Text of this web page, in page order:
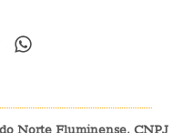
Norte Fluminense. CNPJ